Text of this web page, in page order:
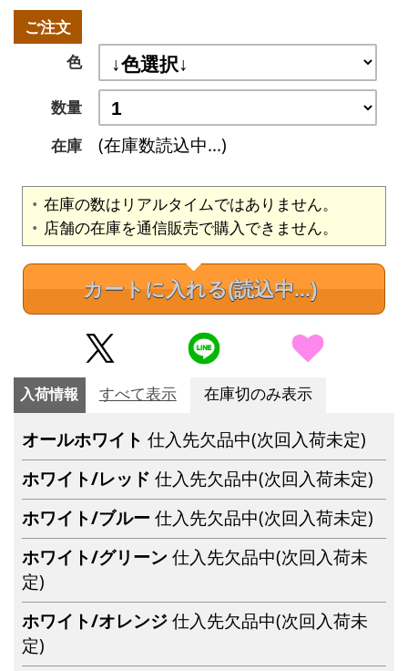
ご注文
色
数量
在庫
(在庫数読込中...)
在庫の数はリアルタイムではありません。
店舗の在庫を通信販売で購入できません。
カートに入れる(読込中...)
入荷情報 すべて表示 在庫切のみ表示
オールホワイト仕入先欠品中(次回入荷未定)
ホワイト/レッド仕入先欠品中(次回入荷未定)
ホワイト/ブルー仕入先欠品中(次回入荷未定)
ホワイト/グリーン仕入先欠品中(次回入荷未
定)
ホワイト/オレンジ仕入先欠品中(次回入荷未
定)